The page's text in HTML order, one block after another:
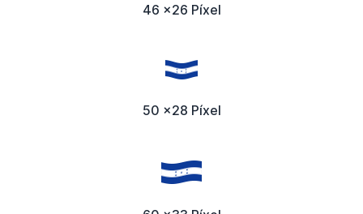
46 x26 Píxel
50 x28 Píxel